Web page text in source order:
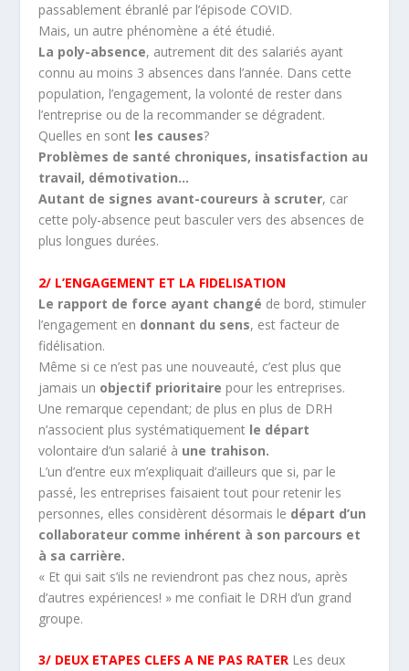
passablement ébranlé par l’épisode COVID.
Mais, un autre phénomène a été étudié.
La poly-absence, autrement dit des salariés ayant
connu au moins 3 absences dans l’année. Dans cette
population, l’engagement, la volonté de rester dans
l’entreprise ou de la recommander se dégradent.
Quelles en sont les causes?
Problèmes de santé chroniques, insatisfaction au
travail, démotivation…
Autant de signes avant-coureurs à scruter, car
cette poly-absence peut basculer vers des absences de
plus longues durées.
2/ L’ENGAGEMENT ET LA FIDELISATION
Le rapport de force ayant changé de bord, stimuler
l’engagement en donnant du sens, est facteur de
fidélisation.
Même si ce n’est pas une nouveauté, c’est plus que
jamais un objectif prioritaire pour les entreprises.
Une remarque cependant; de plus en plus de DRH
n’associent plus systématiquement le départ
volontaire d’un salarié à une trahison.
L’un d’entre eux m’expliquait d’ailleurs que si, par le
passé, les entreprises faisaient tout pour retenir les
personnes, elles considèrent désormais le départ d’un
collaborateur comme inhérent à son parcours et
à sa carrière.
« Et qui sait s’ils ne reviendront pas chez nous, après
d’autres expériences! » me confiait le DRH d’un grand
groupe.
3/ DEUX ETAPES CLEFS A NE PAS RATER Les deux